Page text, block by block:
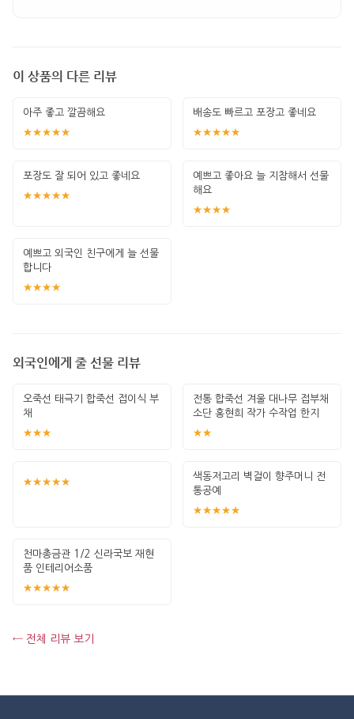
이 상품의 다른 리뷰
아주 좋고 깔끔해요
★★★★★
배송도 빠르고 포장고 좋네요
★★★★★
포장도 잘 되어 있고 좋네요
★★★★★
예쁘고 좋아요 늘 지참해서 선물
해요
★★★★
예쁘고 외국인 친구에게 늘 선물
합니다
★★★★
외국인에게 줄 선물 리뷰
오죽선 태극기 합죽선 접이식 부
채
★★★
전통 합죽선 겨울 대나무 접부채
소단 홍현희 작가 수작업 한지
그림 고급
★★
★★★★★
색동저고리 벽걸이 향주머니 전
통공예
★★★★★
천마총금관 1/2 신라국보 재현
품 인테리어소품
★★★★★
← 전체 리뷰 보기